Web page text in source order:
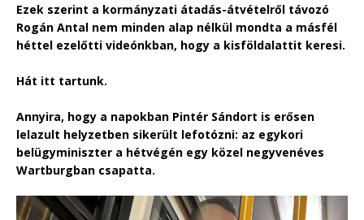
Ezek szerint a kormányzati átadás-átvételről távozó
Rogán Antal nem minden alap nélkül mondta a másfél
héttel ezelőtti videónkban, hogy a kisföldalattit keresi.
Hát itt tartunk.
Annyira, hogy a napokban Pintér Sándort is erősen
lelazult helyzetben sikerült lefotózni: az egykori
belügyminiszter a hétvégén egy közel negyvenéves
Wartburgban csapatta.